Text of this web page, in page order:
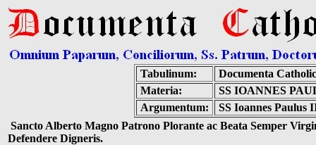
Tabulinum:
Documenta
Materia:
SS IOANNES
Argumentum:
SS Ioannes Paulus
Sancto Alberto Magno Patrono Plorante ac Beata Semper
Defendere Digneris.